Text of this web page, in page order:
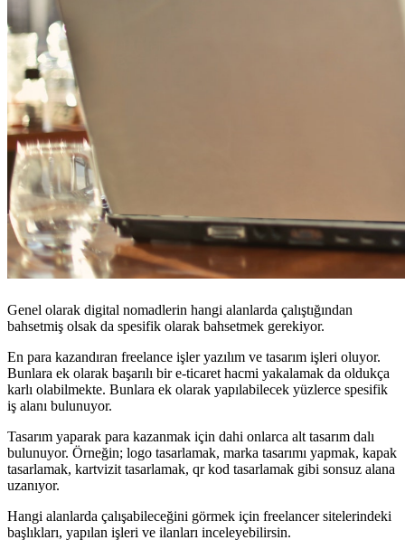
Genel olarak digital nomadlerin hangi alanlarda çalıştığından
bahsetmiş olsak da spesifik olarak bahsetmek gerekiyor.
En para kazandıran freelance işler yazılım ve tasarım işleri oluyor.
Bunlara ek olarak başarılı bir e-ticaret hacmi yakalamak da oldukça
karlı olabilmekte. Bunlara ek olarak yapılabilecek yüzlerce spesifik
iş alanı bulunuyor.
Tasarım yaparak para kazanmak için dahi onlarca alt tasarım dalı
bulunuyor. Örneğin; logo tasarlamak, marka tasarımı yapmak, kapak
tasarlamak, kartvizit tasarlamak, qr kod tasarlamak gibi sonsuz alana
uzanıyor.
Hangi alanlarda çalışabileceğini görmek için freelancer sitelerindeki
başlıkları, yapılan işleri ve ilanları inceleyebilirsin.